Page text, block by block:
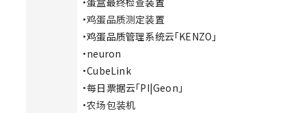
・鸡蛋品质测定装置
・鸡蛋品质管理系统云「KENZO」
・neuron
・CubeLink
・每日票据云「PI|Geon」
・农场包装机